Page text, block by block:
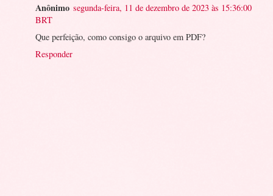
Anônimo segunda-feira, 11 de dezembro de 2023 às 15:36:00
BRT
Que perfeição, como consigo o arquivo em PDF?
Responder